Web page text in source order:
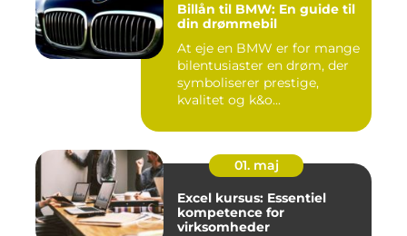
Billån til BMW: En guide til
din drømmebil
At eje en BMW er for mange
bilentusiaster en drøm, der
symboliserer prestige,
kvalitet og k&o...
01. maj
Excel kursus: Essentiel
kompetence for
virksomheder